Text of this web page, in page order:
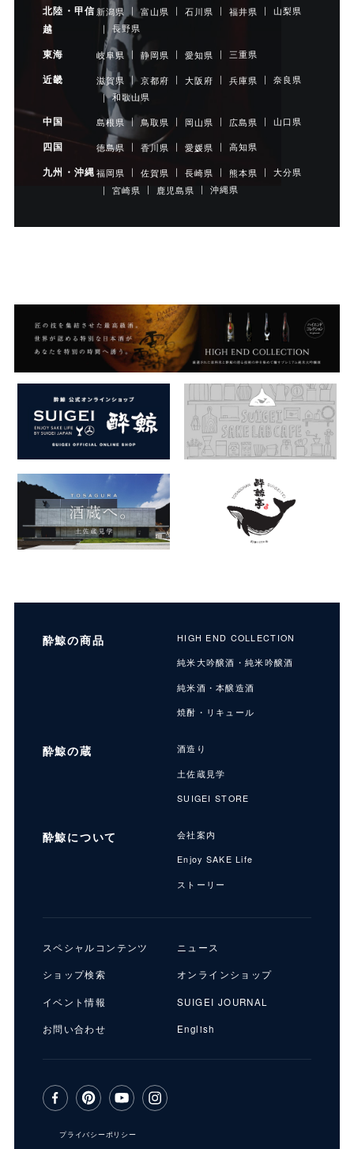
北陸・甲信
越
新潟県 富山県 石川県 福井県
山梨県
長野県
東海 岐阜県 静岡県 愛知県 三重県
近畿 滋賀県 京都府 大阪府 兵庫県
奈良県
和歌山県
中国 島根県 鳥取県 岡山県 広島県 山口県
四国 徳島県 香川県 愛媛県 高知県
九州・沖縄 福岡県 佐賀県 長崎県 熊本県
大分県
宮崎県
鹿児島県 沖縄県
酔鯨の商品 HIGH END COLLECTION
純米大吟醸酒・純米吟醸酒
純米酒・本醸造酒
焼酎・リキュール
酔鯨の蔵 酒造り
土佐蔵見学
SUIGEI STORE
酔鯨について 会社案内
Enjoy SAKE Life
ストーリー
ニュース
スペシャルコンテンツ
ショップ検索 オンラインショップ
イベント情報 SUIGEI JOURNAL
お問い合わせ English
プライバシーポリシー